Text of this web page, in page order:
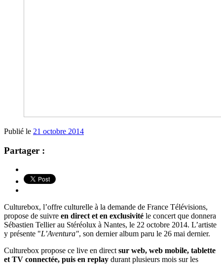
Publié le 21 octobre 2014
Partager :
Culturebox, l’offre culturelle à la demande de France Télévisions,
propose de suivre en direct et en exclusivité le concert que donnera
Sébastien Tellier au Stéréolux à Nantes, le 22 octobre 2014. L’artiste
y présente "L’Aventura", son dernier album paru le 26 mai dernier.
Culturebox propose ce live en direct sur web, web mobile, tablette
et TV connectée, puis en replay durant plusieurs mois sur les